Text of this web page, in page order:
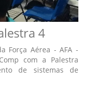
4
Força Aérea - AFA -
com a Palestra
de sistemas de